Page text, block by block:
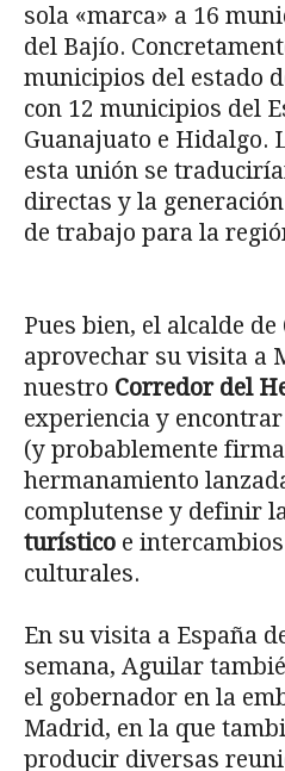
sola «marca» a 16
del Bajío.
municipios del estado
con 12 municipios del
Guanajuato e Hidalgo.
esta unión se
directas y la
de trabajo para la
Pues bien, el alcalde
aprovechar su visita a
nuestro Corredor del
experiencia y
(y probablemente
hermanamiento
complutense y definir
turístico e
culturales.
En su visita a España
semana, Aguilar
el gobernador en la
Madrid, en la que
producir diversas